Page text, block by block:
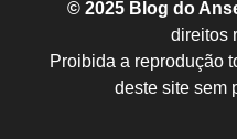
© 2025 Blog do
direitos
Proibida a reprodução
deste site sem